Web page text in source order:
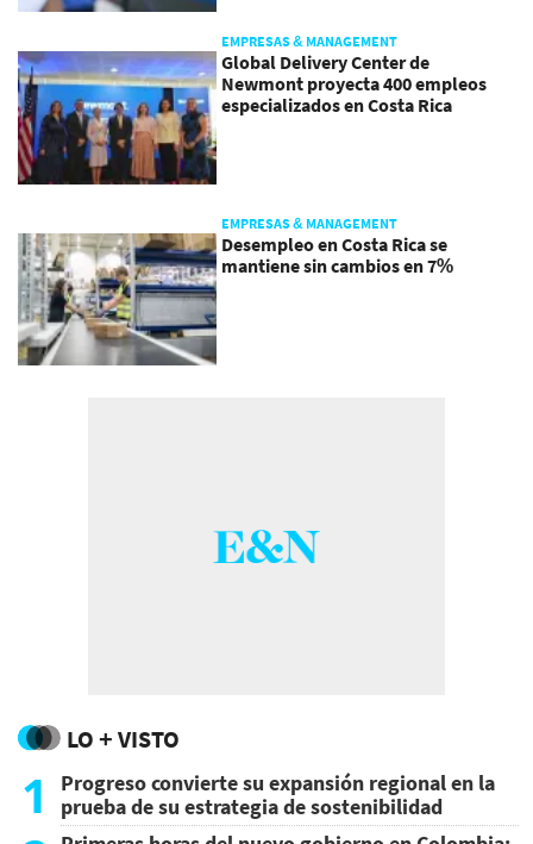
EMPRESAS & MANAGEMENT
Global Delivery Center de
Newmont proyecta 400 empleos
especializados en Costa Rica
EMPRESAS & MANAGEMENT
Desempleo en Costa Rica se
mantiene sin cambios en 7%
LO + VISTO
1
Progreso convierte su expansión regional en la
prueba de su estrategia de sostenibilidad